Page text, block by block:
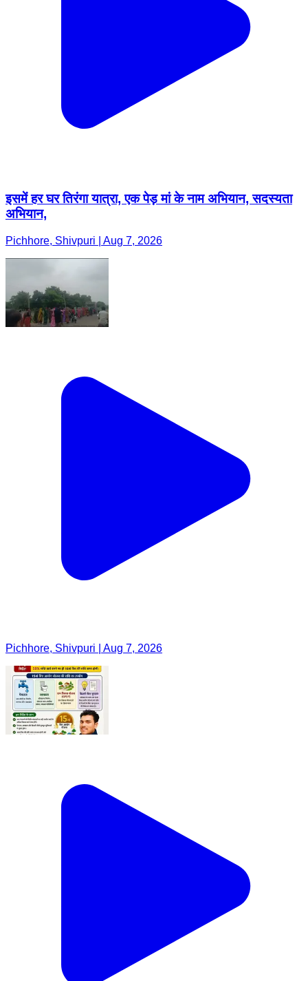
इसमें हर घर तिरंगा यात्रा, एक पेड़ मां के नाम अभियान, सदस्यता
अभियान,
Pichhore, Shivpuri | Aug 7, 2026
Pichhore, Shivpuri | Aug 7, 2026